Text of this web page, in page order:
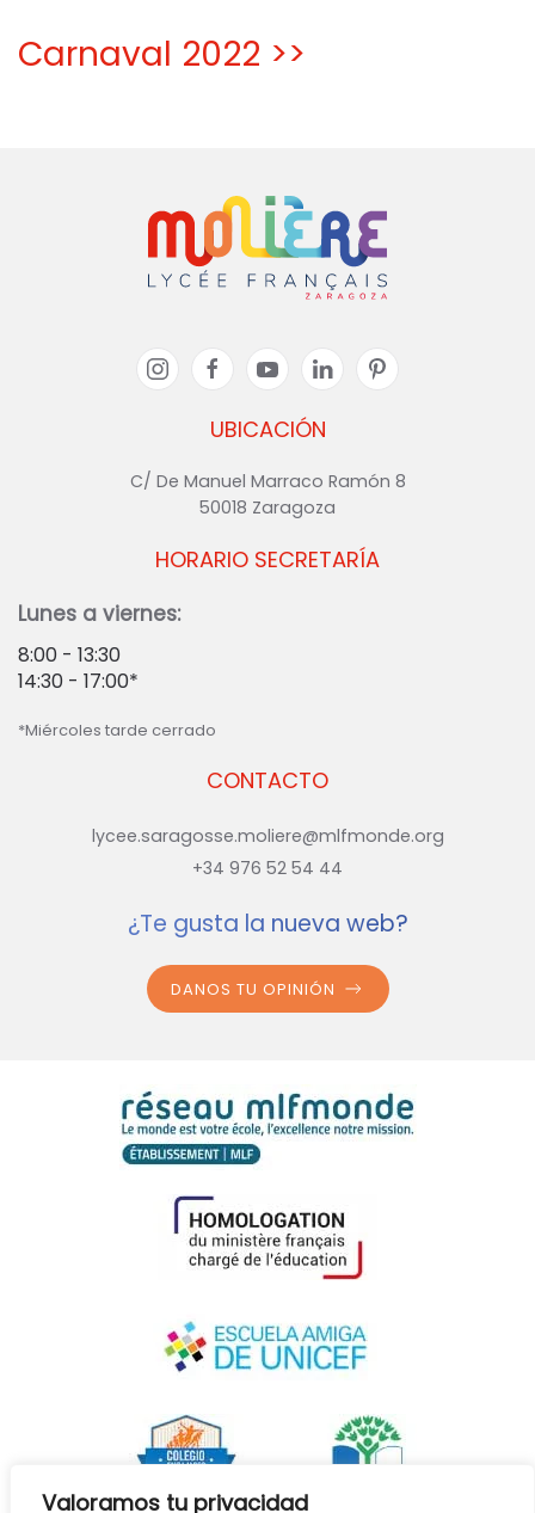
Valoramos tu privacidad
Carnaval 2022 >>
UBICACIÓN
C/ De Manuel Marraco Ramón 8
50018 Zaragoza
CONTACTO
lycee.saragosse.moliere@mlfmonde.org
+34 976 52 54 44
HORARIO SECRETARÍA
Lunes a viernes:
8:00 - 13:30
14:30 - 17:00*
*Miércoles tarde cerrado
¿Te gusta la nueva web?
DANOS TU OPINIÓN